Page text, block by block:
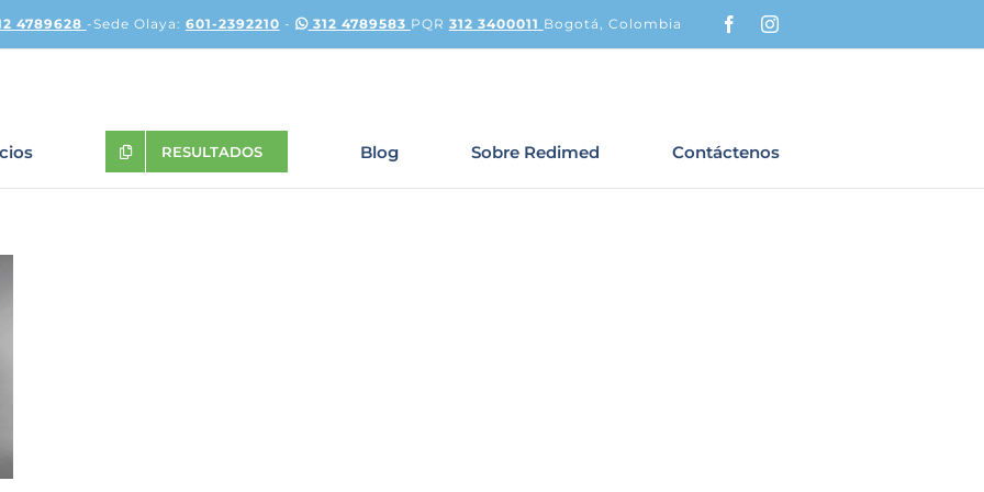
4789628 -Sede Olaya: 601-2392210 - 312 4789583 PQR 312 3400011 Bogotá, Colombia Facebook
RESULTADOS Blog Sobre Redimed Contáctenos